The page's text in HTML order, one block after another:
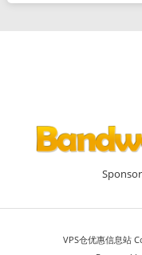
VPS仓优惠信息站